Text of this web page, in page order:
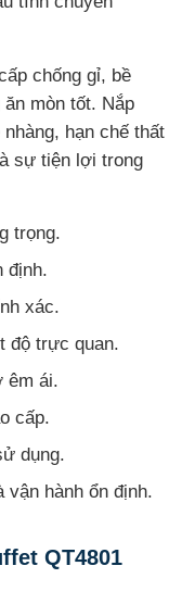
chống gỉ, bề
mòn tốt. Nắp
hạn chế thất
sự tiện lợi trong
trọng.
định.
xác.
độ trực quan.
ái.
cấp.
dụng.
hành ổn định.
QT4801